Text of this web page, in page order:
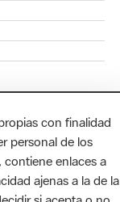
Badajoz, 49.
con finalidad
personal de los
enlaces a
ajenas a la de la